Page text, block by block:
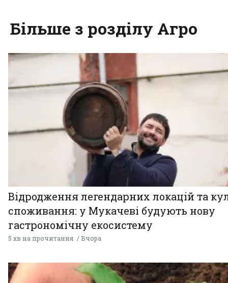
Більше з розділу Агро
Відродження легендарних локацій та
споживання: у Мукачеві будують нову
гастрономічну екосистему
5 хв на прочитання Вчора